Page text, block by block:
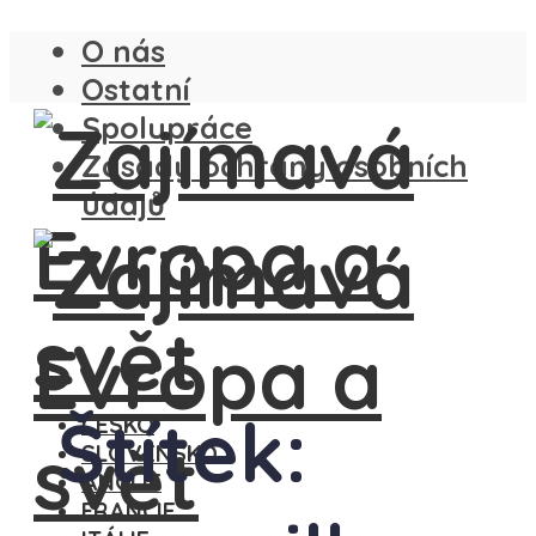
O nás
Ostatní
Spolupráce
Zásady ochrany osobních
údajů
ČESKO
SLOVENSKO
ANGLIE
FRANCIE
Štítek: